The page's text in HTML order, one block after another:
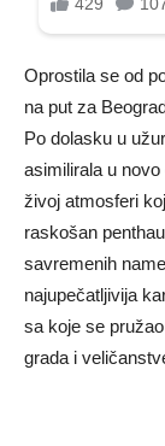
Oprostila se od
na put za
Po dolasku u
asimilirala u
živoj atmosferi
raskošan
savremenih
najupečatljivija
sa koje se
grada i